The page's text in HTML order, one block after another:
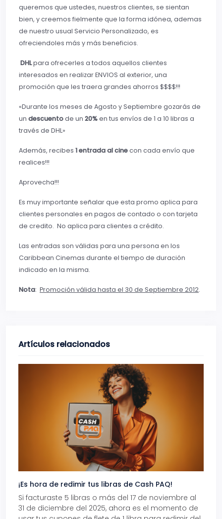
queremos que ustedes, nuestros clientes, se sientan
bien, y creemos fielmente que la forma idónea, ademas
de nuestro usual Servicio Personalizado, es
ofreciendoles más y más beneficios.
DHLpara ofrecerles a todos aquellos clientes
interesados en realizar ENVIOS al exterior, una
promoción que les traera grandes ahorros $$$$!!!
«Durante los meses de Agosto y Septiembre gozarás de
un descuentode un 20%en tus envíos de 1 a 10 libras a
través de DHL»
Además, recibes 1 entrada al cinecon cada envío que
realices!!!
Aprovecha!!!
Es muy importante señalar que esta promo aplica para
clientes personales en pagos de contado o con tarjeta
de credito. No aplica para clientes a crédito.
Las entradas son válidas para una persona en los
Caribbean Cinemas durante el tiempo de duración
indicado en la misma.
Nota: Promoción válida hasta el 30 de Septiembre 2012.
Artículos relacionados
¡Es hora de redimir tus libras de Cash PAQ!
Si facturaste 5 libras o más del 17 de noviembre al
31 de diciembre del 2025, ahora es el momento de